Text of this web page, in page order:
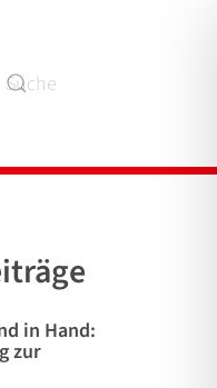
in Hand:
zur